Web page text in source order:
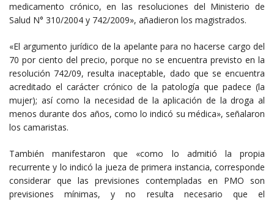
medicamento crónico, en las resoluciones del Ministerio de
Salud N° 310/2004 y 742/2009», añadieron los magistrados.
«El argumento jurídico de la apelante para no hacerse cargo del
70 por ciento del precio, porque no se encuentra previsto en la
resolución 742/09, resulta inaceptable, dado que se encuentra
acreditado el carácter crónico de la patología que padece (la
mujer); así como la necesidad de la aplicación de la droga al
menos durante dos años, como lo indicó su médica», señalaron
los camaristas.
También manifestaron que «como lo admitió la propia
recurrente y lo indicó la jueza de primera instancia, corresponde
considerar que las previsiones contempladas en PMO son
previsiones mínimas, y no resulta necesario que el